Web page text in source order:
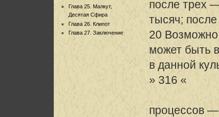
Глава 25. Малкут,
Десятая Сфира
Глава 26. Клипот
Глава 27. Заключение
после трех
тысяч; после
20
может быть
в данной
» 316 «
процессов